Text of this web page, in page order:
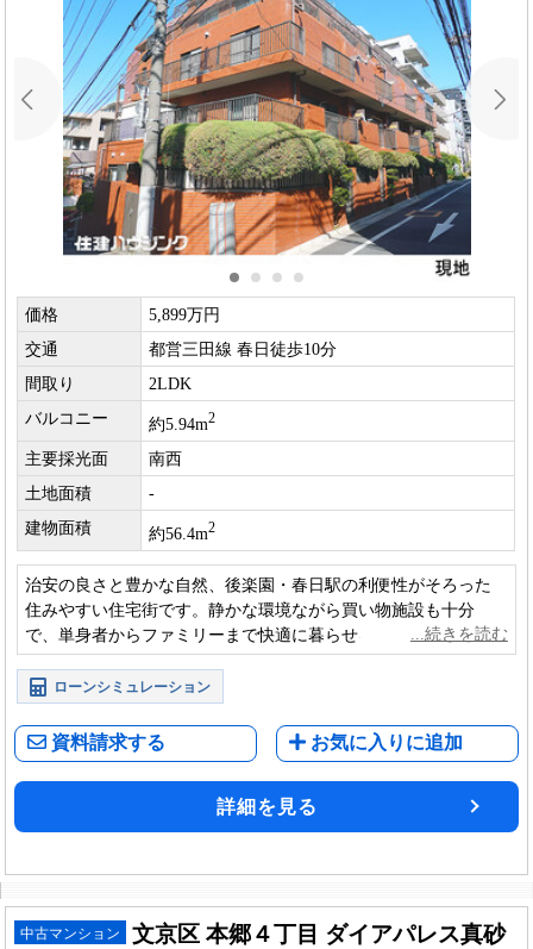
価格
5,899万円
交通
都営三田線 春日徒歩10分
間取り
2LDK
バルコニー
約5.94m2
主要採光面
南西
土地面積
-
建物面積
約56.4m2
治安の良さと豊かな自然、後楽園・春日駅の利便性がそろった
住みやすい住宅街です。静かな環境ながら買い物施設も十分
で、単身者からファミリーまで快適に暮らせるエリアとして高
い人気を保っています。
ローンシミュレーション
資料請求する お気に入りに追加
詳細を見る
中古マンション 文京区 本郷４丁目 ダイアパレス真砂